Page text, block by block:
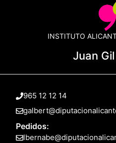
INSTITUTO
Juan
965 12 12 14
Pedidos: